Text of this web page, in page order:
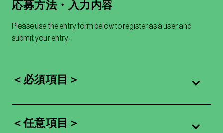
応募方法・入力内容
Please use the entry form below to register as a user and
submit your entry:
＜必須項目＞
＜任意項目＞